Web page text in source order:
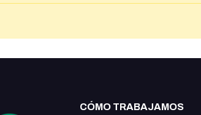
CÓMO TRABAJAMOS